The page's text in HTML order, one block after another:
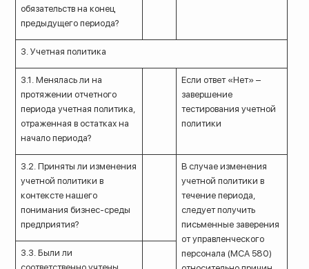
обязательств на конец
предыдущего периода?
3. Учетная политика
3.1. Менялась ли на
протяжении отчетного
периода учетная политика,
отраженная в остатках на
начало периода?
Если ответ «Нет» –
завершение
тестирования учетной
политики
3.2. Приняты ли изменения
учетной политики в
контексте нашего
понимания бизнес-среды
предприятия?
В случае изменения
учетной политики в
течение периода,
следует получить
письменные заверения
от управленческого
персонала (МСА 580)
3.3. Были ли
соответственно учтены